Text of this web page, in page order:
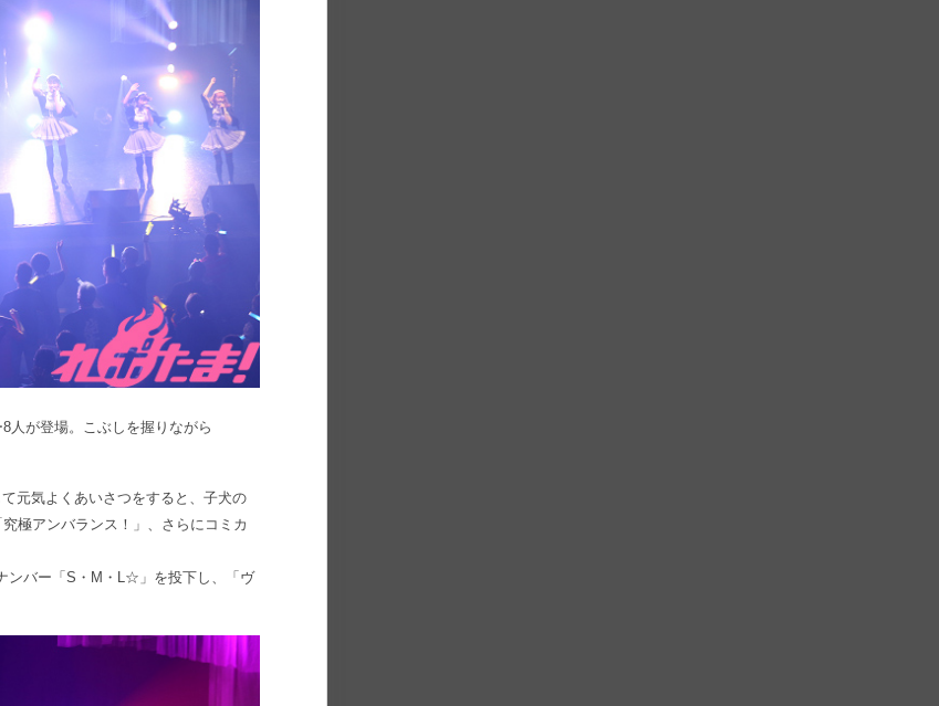
人が登場。こぶしを握りながら
元気よくあいさつをすると、子犬の
極アンバランス！」、さらにコミカ
ンバー「S・M・L☆」を投下し、「ヴ